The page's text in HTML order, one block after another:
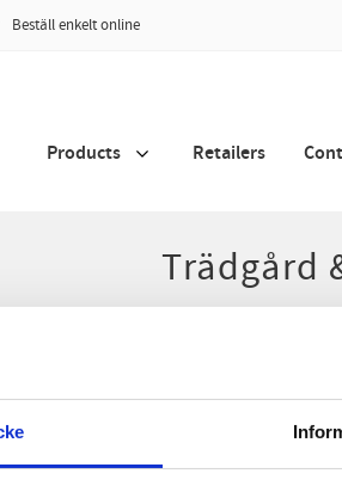
Beställ enkelt online
Products Retailers
Trädgård
Bacterial culture for